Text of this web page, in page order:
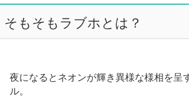
そもそもラブホとは？
夜になるとネオンが輝き異様な様相を呈
ル。